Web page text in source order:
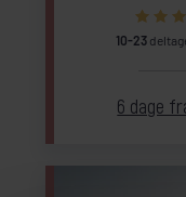
10-23
6 dage